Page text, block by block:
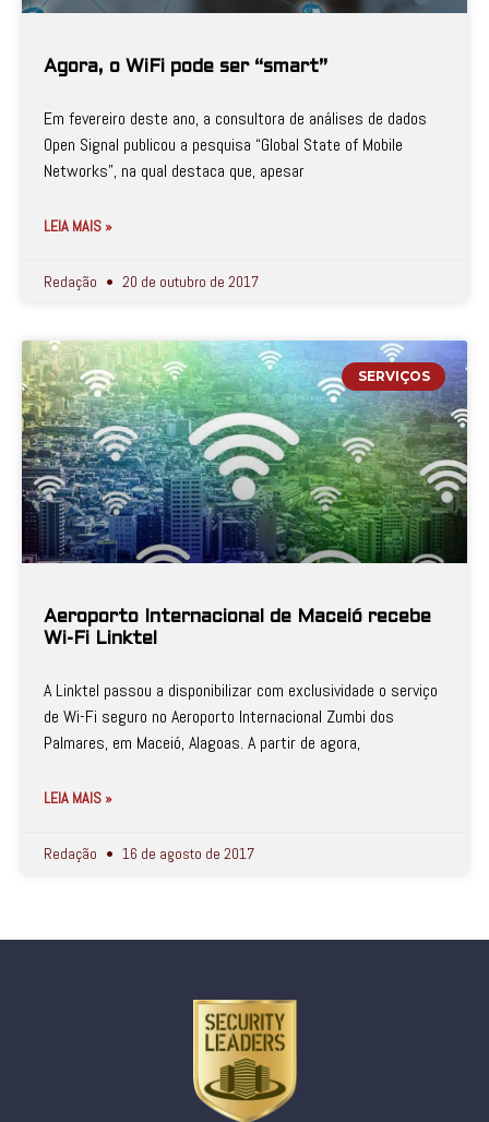
Agora, o WiFi pode ser “smart”
Em fevereiro deste ano, a consultora de análises de dados
Open Signal publicou a pesquisa “Global State of Mobile
Networks”, na qual destaca que, apesar
LEIA MAIS »
Redação 20 de outubro de 2017
SERVIÇOS
Aeroporto Internacional de Maceió recebe
Wi-Fi Linktel
A Linktel passou a disponibilizar com exclusividade o serviço
de Wi-Fi seguro no Aeroporto Internacional Zumbi dos
Palmares, em Maceió, Alagoas. A partir de agora,
LEIA MAIS »
Redação 16 de agosto de 2017